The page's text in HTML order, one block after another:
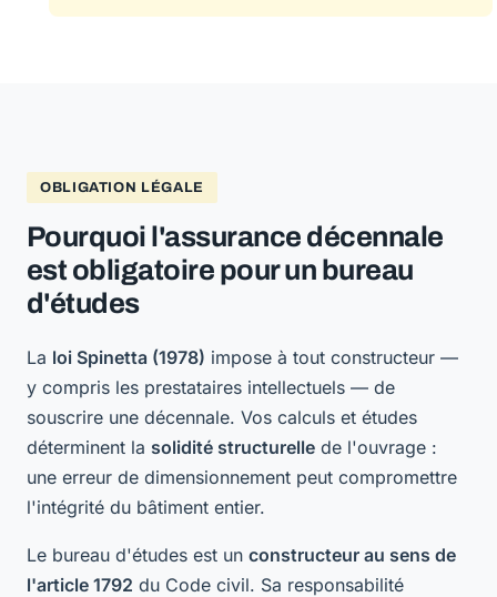
OBLIGATION LÉGALE
Pourquoi l'assurance décennale
est obligatoire pour un bureau
d'études
La loi Spinetta (1978) impose à tout constructeur —
y compris les prestataires intellectuels — de
souscrire une décennale. Vos calculs et études
déterminent la solidité structurelle de l'ouvrage :
une erreur de dimensionnement peut compromettre
l'intégrité du bâtiment entier.
Le bureau d'études est un constructeur au sens de
l'article 1792 du Code civil. Sa responsabilité